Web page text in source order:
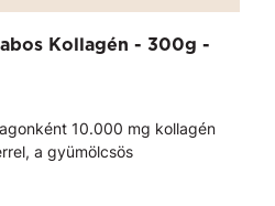
Kollagén - 300g -
10.000 mg kollagén
a gyümölcsös